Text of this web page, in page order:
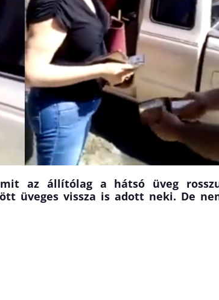
az állítólag a hátsó üveg
üveges vissza is adott neki. De